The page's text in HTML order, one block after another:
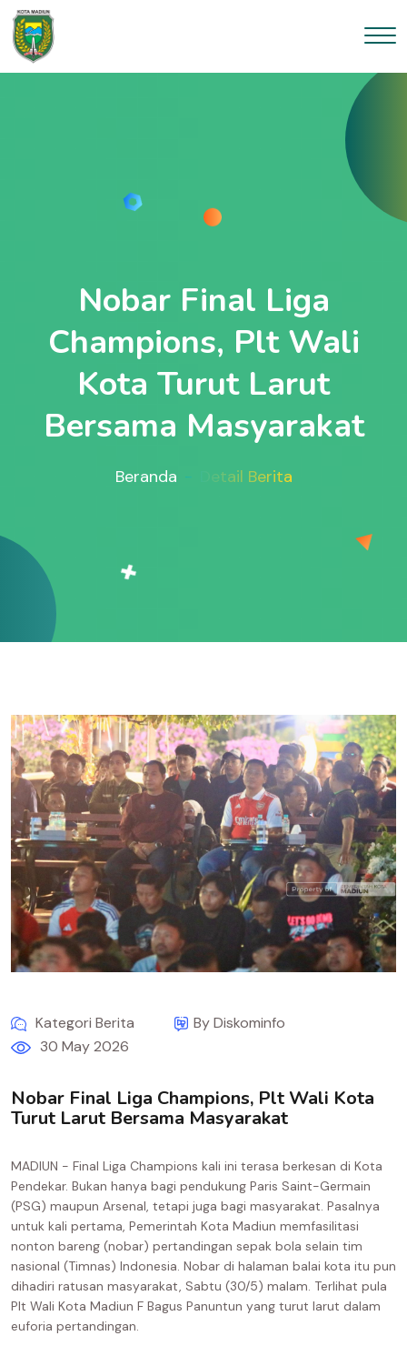
Nobar Final Liga
Champions, Plt Wali
Kota Turut Larut
Bersama Masyarakat
Beranda Detail Berita
Kategori Berita
By Diskominfo
30 May 2026
Nobar Final Liga Champions, Plt Wali Kota
Turut Larut Bersama Masyarakat
MADIUN - Final Liga Champions kali ini terasa berkesan di Kota
Pendekar. Bukan hanya bagi pendukung Paris Saint-Germain
(PSG) maupun Arsenal, tetapi juga bagi masyarakat. Pasalnya
untuk kali pertama, Pemerintah Kota Madiun memfasilitasi
nonton bareng (nobar) pertandingan sepak bola selain tim
nasional (Timnas) Indonesia. Nobar di halaman balai kota itu pun
dihadiri ratusan masyarakat, Sabtu (30/5) malam. Terlihat pula
Plt Wali Kota Madiun F Bagus Panuntun yang turut larut dalam
euforia pertandingan.